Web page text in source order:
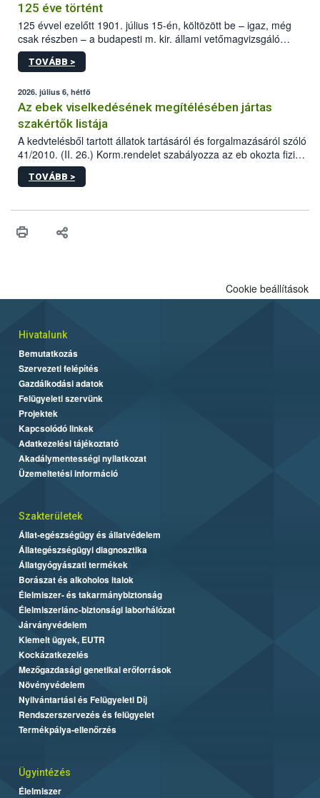
125 éve történt
125 évvel ezelőtt 1901. július 15-én, költözött be – igaz, még
csak részben – a budapesti m. kir. állami vetőmagvizsgáló
állomás a Kis Rókus utca 15. szám alatti, Czigler Győző által
tervezett új épületébe.
TOVÁBB >
2026. július 6, hétfő
Az ebek viselkedésének megítélésében jártas
szakértők listája
A kedvtelésből tartott állatok tartásáról és forgalmazásáról szóló
41/2010. (II. 26.) Korm.rendelet szabályozza az eb okozta fizikai
sérülés, illetve ennek veszélye keletkezésekor felmerülő
hatósági feladatokat, valamint a veszélyes eb tartását és annak
vonni az ebek viselkedésének megítélésében jártas szakértőt.
TOVÁBB >
Cookie beállítások
Hivatalunk
Bemutatkozás
Szervezeti felépítés
Gazdálkodási adatok
Felügyeleti szervünk
Projektek
Kapcsolódó linkek
Adatkezelési tájékoztató
Akadálymentességi nyilatkozat
Üzemeltetési információ
Szakterületek
Állat-egészségügy és állatvédelem
Állategészségügyi diagnosztika
Állatgyógyászati termékek
Borászat és alkoholos italok
Élelmiszer- és takarmánybiztonság
Élelmiszerlánc-biztonsági laborhálózat
Járványvédelem
Kiemelt ügyek, EUTR
Kockázatkezelés
Mezőgazdasági genetikai erőforrások
Növényvédelem
Nyilvántartási és Felügyeleti Díj
Rendszerszervezés és felügyelet
Termékpálya-ellenőrzés
Ügyintézés
Élelmiszer